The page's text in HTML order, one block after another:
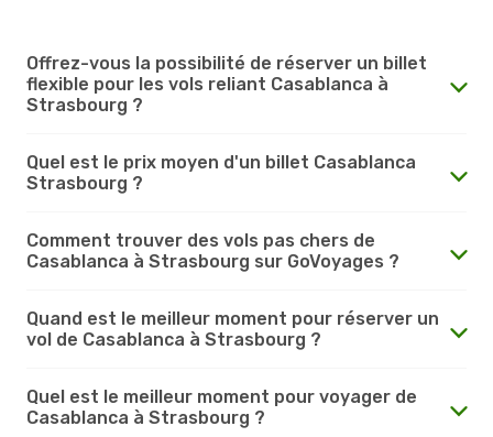
Offrez-vous la possibilité de réserver un billet
flexible pour les vols reliant Casablanca à
Strasbourg ?
Quel est le prix moyen d'un billet Casablanca
Strasbourg ?
Comment trouver des vols pas chers de
Casablanca à Strasbourg sur GoVoyages ?
Quand est le meilleur moment pour réserver un
vol de Casablanca à Strasbourg ?
Quel est le meilleur moment pour voyager de
Casablanca à Strasbourg ?